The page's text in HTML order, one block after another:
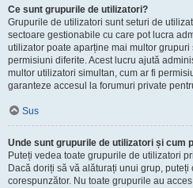
Ce sunt grupurile de utilizatori?
Grupurile de utilizatori sunt seturi de
sectoare gestionabile cu care pot lucra
utilizator poate aparține mai multor
permisiuni diferite. Acest lucru ajută
multor utilizatori simultan, cum ar fi
garanteze accesul la forumuri private
Sus
Unde sunt grupurile de utilizatori și cum
Puteți vedea toate grupurile de utilizatori
Dacă doriți să vă alăturați unui grup,
corespunzător. Nu toate grupurile au